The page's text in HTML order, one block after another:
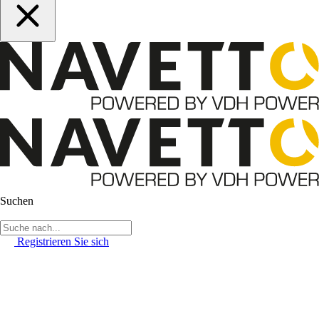
Suchen
Registrieren Sie sich